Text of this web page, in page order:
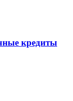
кредиты